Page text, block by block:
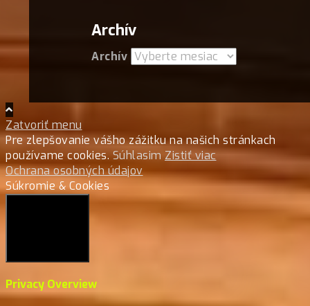
Archív
Archív
Zatvoriť menu
Pre zlepšovanie vášho zážitku na našich stránkach
používame cookies.Súhlasim Zistiť viac
Ochrana osobných údajov
Súkromie & Cookies
Privacy Overview